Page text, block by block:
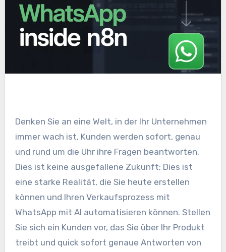
Denken Sie an eine Welt, in der Ihr Unternehmen
immer wach ist, Kunden werden sofort, genau
und rund um die Uhr ihre Fragen beantworten.
Dies ist keine ausgefallene Zukunft; Dies ist
eine starke Realität, die Sie heute erstellen
können und Ihren Verkaufsprozess mit
WhatsApp mit AI automatisieren können. Stellen
Sie sich ein Kunden vor, das Sie über Ihr Produkt
treibt und quick sofort genaue Antworten von